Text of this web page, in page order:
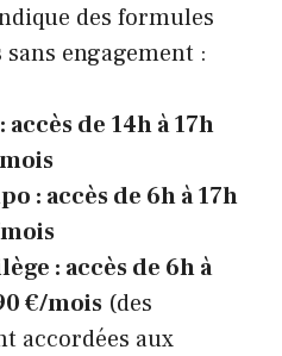
des formules
engagement :
de 14h à 17h
: accès de 6h à 17h
: accès de 6h à
€/mois (des
accordées aux